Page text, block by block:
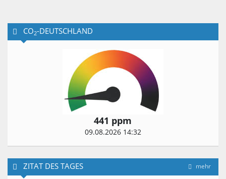
CO2-DEUTSCHLAND
441 ppm
09.08.2026 14:32
mehr
ZITAT DES TAGES